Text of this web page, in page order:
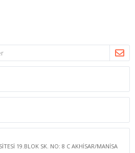
19.BLOK SK. NO: 8 C AKHİSAR/MANİSA